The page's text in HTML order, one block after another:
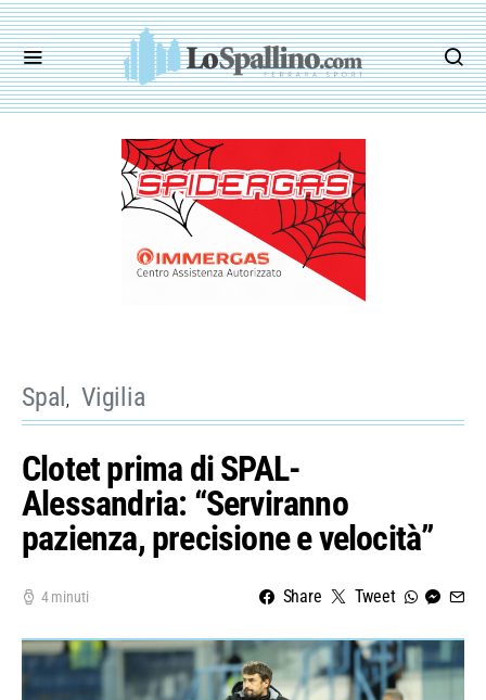
Spal Vigilia
Clotet prima di SPAL-
Alessandria: “Serviranno
pazienza, precisione e velocità”
4 minuti Share Tweet